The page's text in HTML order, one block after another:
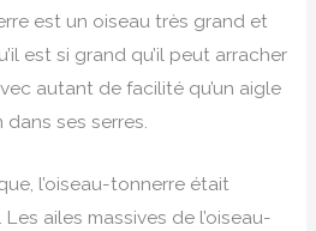
est un oiseau très grand et
est si grand qu’il peut arracher
autant de facilité qu’un aigle
ses serres.
l’oiseau-tonnerre était
ailes massives de l’oiseau-